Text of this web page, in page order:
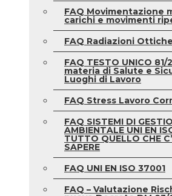
FAQ Movimentazione
carichi e movimenti
FAQ Radiazioni
FAQ TESTO UNICO 81/
materia di Salute e
Luoghi di Lavoro
FAQ Stress Lavoro
FAQ SISTEMI DI
AMBIENTALE UNI EN
TUTTO QUELLO CHE
SAPERE
FAQ UNI EN ISO 37001
FAQ – Valutazione